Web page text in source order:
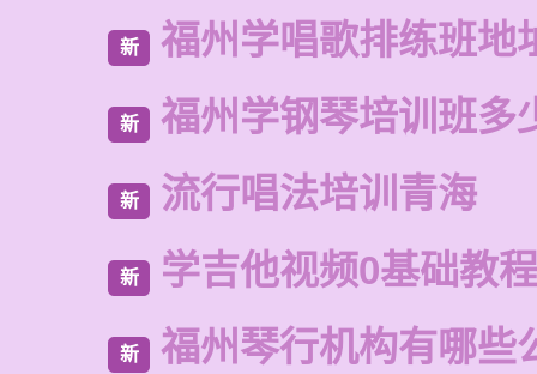
新 福州学唱歌排练班地
新 福州学钢琴培训班多
新 流行唱法培训青海
新 学吉他视频0基础教程
新 福州琴行机构有哪些